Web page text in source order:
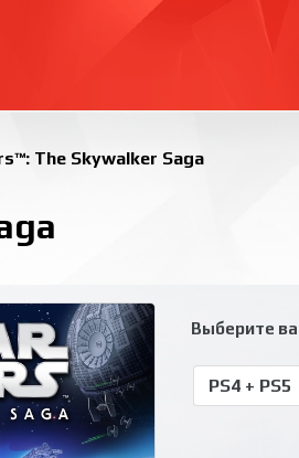
The Skywalker Saga
Выберите
PS4 + PS5